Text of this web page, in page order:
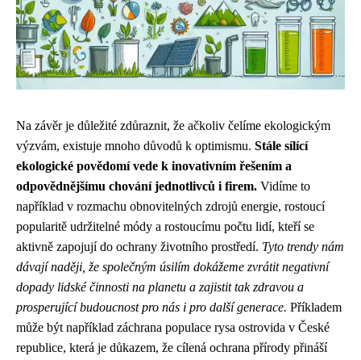
Na závěr je důležité zdůraznit, že ačkoliv čelíme ekologickým
výzvám, existuje mnoho důvodů k optimismu. Stále sílící
ekologické povědomí vede k inovativním řešením a
odpovědnějšímu chování jednotlivců i firem. Vidíme to
například v rozmachu obnovitelných zdrojů energie, rostoucí
popularitě udržitelné módy a rostoucímu počtu lidí, kteří se
aktivně zapojují do ochrany životního prostředí. Tyto trendy nám
dávají naději, že společným úsilím dokážeme zvrátit negativní
dopady lidské činnosti na planetu a zajistit tak zdravou a
prosperující budoucnost pro nás i pro další generace. Příkladem
může být například záchrana populace rysa ostrovida v České
republice, která je důkazem, že cílená ochrana přírody přináší